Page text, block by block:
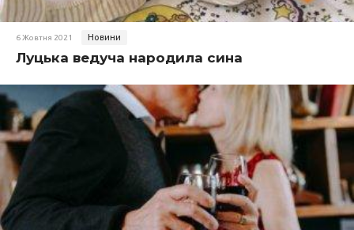
6 Жовтня 2021 Новини
Луцька ведуча народила сина